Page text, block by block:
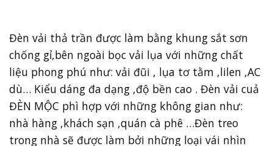
Đèn vải thả trần được làm bằng khung sắt sơn
chống gỉ,bên ngoài bọc vải lụa với những chất
liệu phong phú như: vải đũi , lụa tơ tằm ,lilen ,AC
dù… Kiểu dáng đa dạng ,độ bền cao . Đèn vải cuả
ĐÈN MỘC phì hợp với những không gian như:
nhà hàng ,khách sạn ,quán cà phê …Đèn treo
trong nhà sẽ được làm bởi những loại vái nhìn